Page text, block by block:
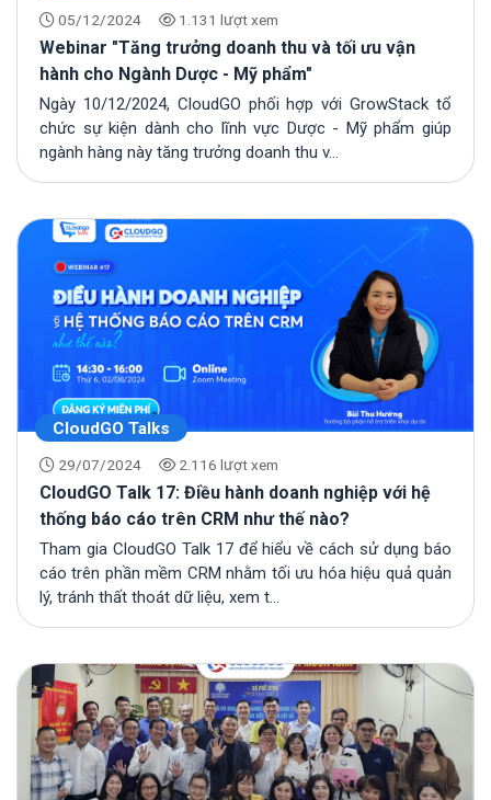
05/12/2024 1.131 lượt xem
Webinar "Tăng trưởng doanh thu và tối ưu vận
hành cho Ngành Dược - Mỹ phẩm"
Ngày 10/12/2024, CloudGO phối hợp với GrowStack tổ
chức sự kiện dành cho lĩnh vực Dược - Mỹ phẩm giúp
ngành hàng này tăng trưởng doanh thu v...
CloudGO Talks
29/07/2024 2.116 lượt xem
CloudGO Talk 17: Điều hành doanh nghiệp với hệ
thống báo cáo trên CRM như thế nào?
Tham gia CloudGO Talk 17 để hiểu về cách sử dụng báo
cáo trên phần mềm CRM nhằm tối ưu hóa hiệu quả quản
lý, tránh thất thoát dữ liệu, xem t...